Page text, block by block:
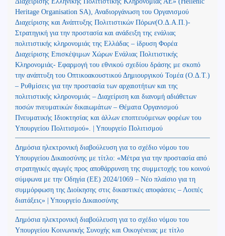
Heritage Organisation SA), Αναδιοργάνωση του Οργανισμού
Διαχείρισης και Ανάπτυξης Πολιτιστικών Πόρων(Ο.Δ.Α.Π.)-
Στρατηγική για την προστασία και ανάδειξη της ενάλιας
πολιτιστικής κληρονομιάς της Ελλάδας – ίδρυση Φορέα
Διαχείρισης Επισκέψιμων Χώρων Ενάλιας Πολιτιστικής
Κληρονομιάς- Εφαρμογή του εθνικού σχεδίου δράσης με σκοπό
την ανάπτυξη του Οπτικοακουστικού Δημιουργικού Τομέα (Ο.Δ.Τ.)
– Ρυθμίσεις για την προστασία των αρχαιοτήτων και της
πολιτιστικής κληρονομιάς – Διαχείριση και διανομή αδιάθετων
ποσών πνευματικών δικαιωμάτων – Θέματα Οργανισμού
Πνευματικής Ιδιοκτησίας και άλλων εποπτευόμενων φορέων του
Υπουργείου Πολιτισμού». | Υπουργείο Πολιτισμού
Δημόσια ηλεκτρονική διαβούλευση για το σχέδιο νόμου του
Υπουργείου Δικαιοσύνης με τίτλο: «Μέτρα για την προστασία από
στρατηγικές αγωγές προς αποθάρρυνση της συμμετοχής του κοινού
σύμφωνα με την Οδηγία (ΕΕ) 2024/1069 – Νέο πλαίσιο για τη
συμμόρφωση της Διοίκησης στις δικαστικές αποφάσεις – Λοιπές
διατάξεις» | Υπουργείο Δικαιοσύνης
Δημόσια ηλεκτρονική διαβούλευση για το σχέδιο νόμου του
Υπουργείου Κοινωνικής Συνοχής και Οικογένειας με τίτλο